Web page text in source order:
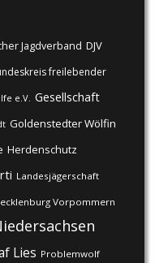
Jagdverband DJV
freilebender
e.V. Gesellschaft
Goldenstedter Wölfin
Herdenschutz
Landesjägerschaft
Vorpommern
Lies Problemwolf